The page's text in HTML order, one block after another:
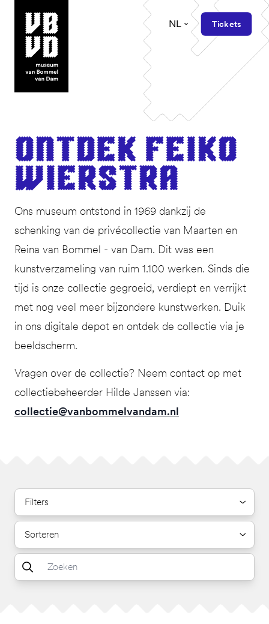
museum van Bommel van Dam
NL Tickets
Ont­dek Feiko
Wierstra
Ons museum ontstond in 1969 dankzij de
schenking van de privécollectie van Maarten en
Reina van Bommel - van Dam. Dit was een
kunstverzameling van ruim 1.100 werken. Sinds die
tijd is onze collectie gegroeid, verdiept en verrijkt
met nog veel meer bijzondere kunstwerken. Duik
in ons digitale depot en ontdek de collectie via je
beeldscherm.
Vragen over de collectie? Neem contact op met
collectiebeheerder Hilde Janssen via:
collectie@vanbommelvandam.nl
Filters
Sorteren